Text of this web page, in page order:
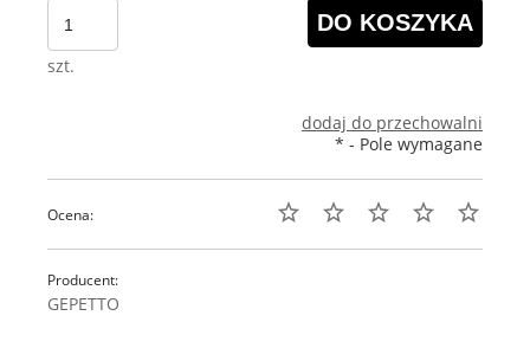
szt.
DO KOSZYKA
dodaj do przechowalni
* - Pole wymagane
Ocena:
Producent:
GEPETTO